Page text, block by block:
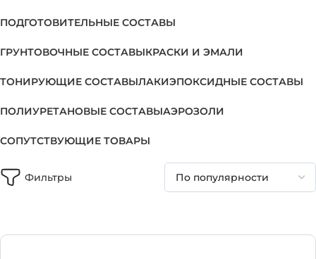
ПОДГОТОВИТЕЛЬНЫЕ СОСТАВЫ
ГРУНТОВОЧНЫЕ СОСТАВЫКРАСКИ И ЭМАЛИ
ТОНИРУЮЩИЕ СОСТАВЫЛАКИЭПОКСИДНЫЕ СОСТАВЫ
ПОЛИУРЕТАНОВЫЕ СОСТАВЫАЭРОЗОЛИ
СОПУТСТВУЮЩИЕ ТОВАРЫ
Фильтры